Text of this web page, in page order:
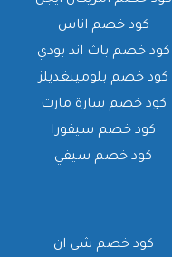
كود خصم اناس
كود خصم باث اند بودي
كود خصم بلومينغديلز
كود خصم سارة مارت
كود خصم سيفورا
كود خصم سيفي
كود خصم شي ان